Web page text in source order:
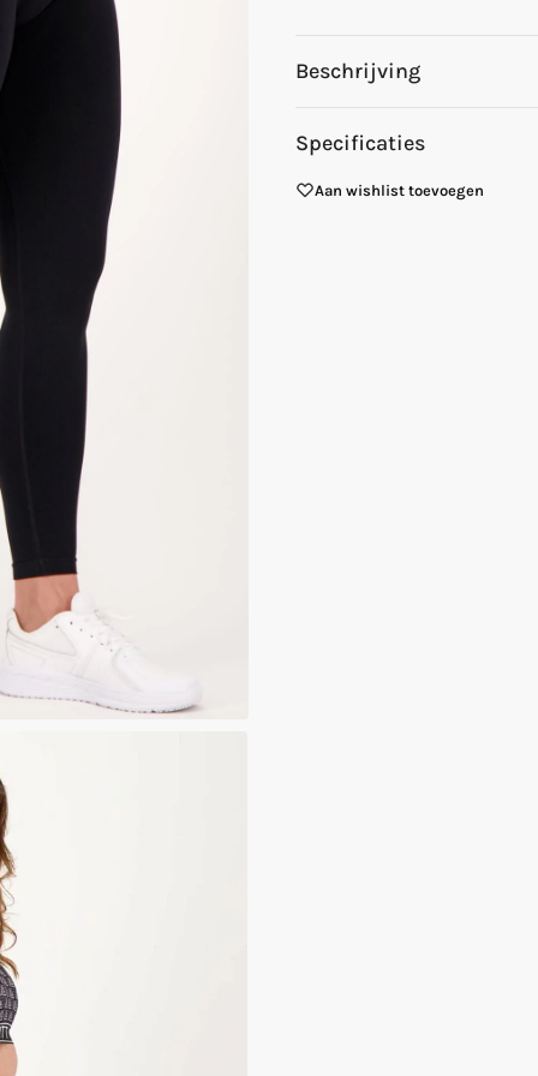
Beschrijving
Specificaties
Aan wishlist toevoegen